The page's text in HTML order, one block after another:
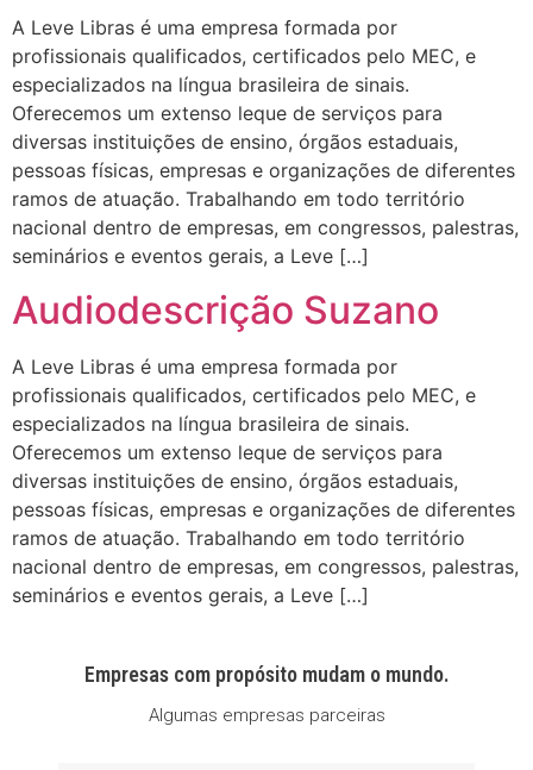
A Leve Libras é uma empresa formada por
profissionais qualificados, certificados pelo MEC, e
especializados na língua brasileira de sinais.
Oferecemos um extenso leque de serviços para
diversas instituições de ensino, órgãos estaduais,
pessoas físicas, empresas e organizações de diferentes
ramos de atuação. Trabalhando em todo território
nacional dentro de empresas, em congressos, palestras,
seminários e eventos gerais, a Leve […]
Audiodescrição Suzano
A Leve Libras é uma empresa formada por
profissionais qualificados, certificados pelo MEC, e
especializados na língua brasileira de sinais.
Oferecemos um extenso leque de serviços para
diversas instituições de ensino, órgãos estaduais,
pessoas físicas, empresas e organizações de diferentes
ramos de atuação. Trabalhando em todo território
nacional dentro de empresas, em congressos, palestras,
seminários e eventos gerais, a Leve […]
Empresas com propósito mudam o mundo.
Algumas empresas parceiras